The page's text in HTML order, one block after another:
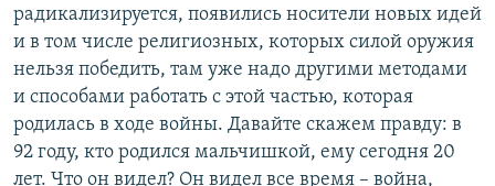
радикализируется, появились носители новых идей
и в том числе религиозных, которых силой оружия
нельзя победить, там уже надо другими методами
и способами работать с этой частью, которая
родилась в ходе войны. Давайте скажем правду: в
92 году, кто родился мальчишкой, ему сегодня 20
лет. Что он видел? Он видел все время – война,